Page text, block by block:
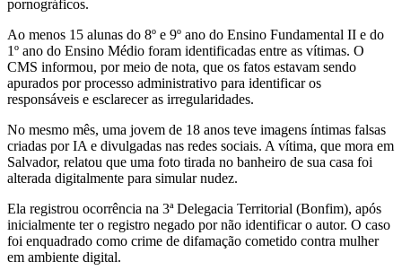
pornográficos.
Ao menos 15 alunas do 8º e 9º ano do Ensino Fundamental II e do
1º ano do Ensino Médio foram identificadas entre as vítimas. O
CMS informou, por meio de nota, que os fatos estavam sendo
apurados por processo administrativo para identificar os
responsáveis e esclarecer as irregularidades.
No mesmo mês, uma jovem de 18 anos teve imagens íntimas falsas
criadas por IA e divulgadas nas redes sociais. A vítima, que mora em
Salvador, relatou que uma foto tirada no banheiro de sua casa foi
alterada digitalmente para simular nudez.
Ela registrou ocorrência na 3ª Delegacia Territorial (Bonfim), após
inicialmente ter o registro negado por não identificar o autor. O caso
foi enquadrado como crime de difamação cometido contra mulher
em ambiente digital.